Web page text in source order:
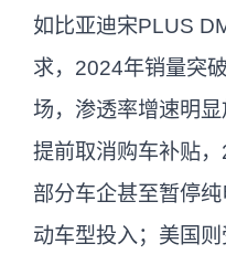
如比亚迪宋PLUS
求，2024年销量突
场，渗透率增速明
提前取消购车补贴，
部分车企甚至暂停
动车型投入；美国